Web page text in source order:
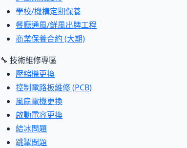
學校/機構定期保養
餐廳通風/鮮風出牌工程
商業保養合約 (大期)
🔧 技術維修專區
壓縮機更換
控制電路板維修 (PCB)
風扇電機更換
啟動電容更換
結冰問題
跳掣問題